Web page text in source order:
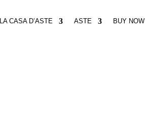
LA CASA D’ASTE ASTE BUY NOW